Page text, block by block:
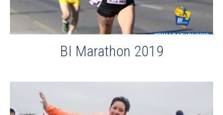
BI Marathon 2019